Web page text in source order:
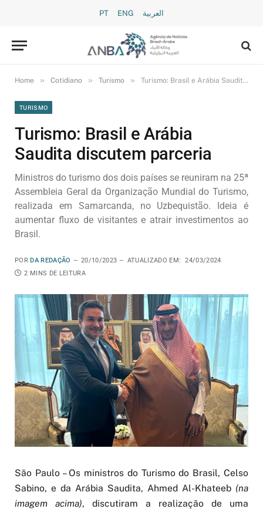
PT ENG العربية
Home » Cotidiano » Turismo » Turismo: Brasil e Arábia Saudita discutem parceria
TURISMO
Turismo: Brasil e Arábia
Saudita discutem parceria
Ministros do turismo dos dois países se reuniram na 25ª
Assembleia Geral da Organização Mundial do Turismo,
realizada em Samarcanda, no Uzbequistão. Ideia é
aumentar fluxo de visitantes e atrair investimentos ao
Brasil.
POR DA REDAÇÃO 20/10/2023 ATUALIZADO EM:
24/03/2024
2 MINS DE LEITURA
São Paulo – Os ministros do Turismo do Brasil, Celso
Sabino, e da Arábia Saudita, Ahmed Al-Khateeb (na
imagem acima), discutiram a realização de uma